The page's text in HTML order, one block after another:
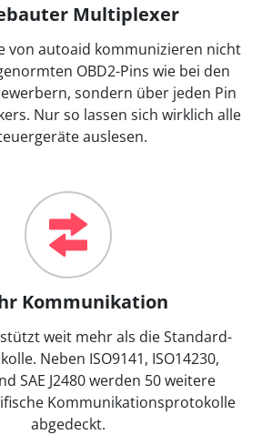
Multiplexer
von autoaid kommunizieren nicht
OBD2-Pins wie bei den
sondern über jeden Pin
Nur so lassen sich wirklich alle
auslesen.
Kommunikation
weit mehr als die Standard-
Neben ISO9141, ISO14230,
SAE J2480 werden 50 weitere
Kommunikationsprotokolle
abgedeckt.